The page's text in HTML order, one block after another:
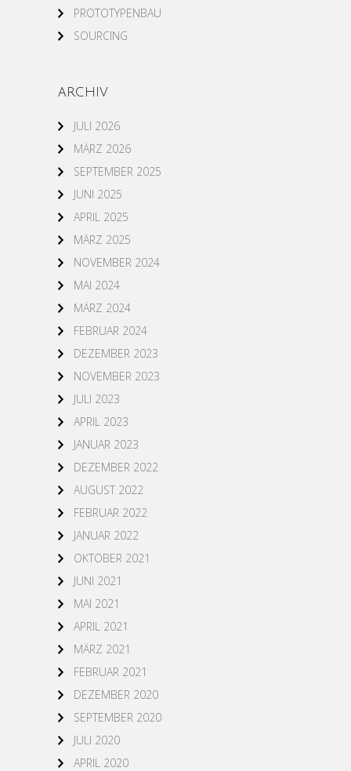
PROTOTYPENBAU
SOURCING
ARCHIV
JULI 2026
MÄRZ 2026
SEPTEMBER 2025
JUNI 2025
APRIL 2025
MÄRZ 2025
NOVEMBER 2024
MAI 2024
MÄRZ 2024
FEBRUAR 2024
DEZEMBER 2023
NOVEMBER 2023
JULI 2023
APRIL 2023
JANUAR 2023
DEZEMBER 2022
AUGUST 2022
FEBRUAR 2022
JANUAR 2022
OKTOBER 2021
JUNI 2021
MAI 2021
APRIL 2021
MÄRZ 2021
FEBRUAR 2021
DEZEMBER 2020
SEPTEMBER 2020
JULI 2020
APRIL 2020